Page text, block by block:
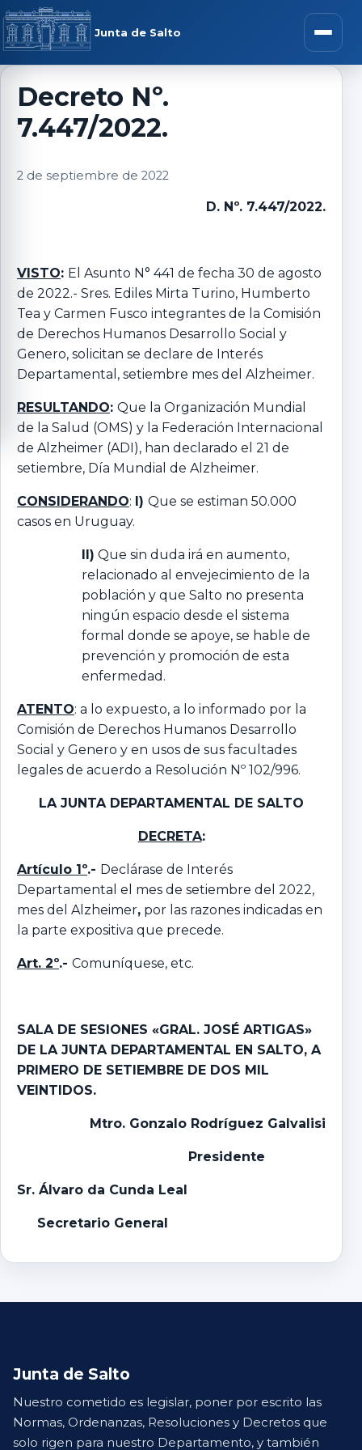
Saltar al contenido
Junta de Salto Abrir
menú
Decreto Nº.
7.447/2022.
2 de septiembre de 2022
D. Nº. 7.447/2022.
VISTO: El Asunto N° 441 de fecha 30 de agosto
de 2022.- Sres. Ediles Mirta Turino, Humberto
Tea y Carmen Fusco integrantes de la Comisión
de Derechos Humanos Desarrollo Social y
Genero, solicitan se declare de Interés
Departamental, setiembre mes del Alzheimer.
RESULTANDO: Que la Organización Mundial
de la Salud (OMS) y la Federación Internacional
de Alzheimer (ADI), han declarado el 21 de
setiembre, Día Mundial de Alzheimer.
CONSIDERANDO: I) Que se estiman 50.000
casos en Uruguay.
II) Que sin duda irá en aumento,
relacionado al envejecimiento de la
población y que Salto no presenta
ningún espacio desde el sistema
formal donde se apoye, se hable de
prevención y promoción de esta
enfermedad.
ATENTO: a lo expuesto, a lo informado por la
Comisión de Derechos Humanos Desarrollo
Social y Genero y en usos de sus facultades
legales de acuerdo a Resolución Nº 102/996.
LA JUNTA DEPARTAMENTAL DE SALTO
DECRETA:
Artículo 1º.- Declárase de Interés
Departamental el mes de setiembre del 2022,
mes del Alzheimer, por las razones indicadas en
la parte expositiva que precede.
Art. 2º.- Comuníquese, etc.
SALA DE SESIONES «GRAL. JOSÉ ARTIGAS»
DE LA JUNTA DEPARTAMENTAL EN SALTO, A
PRIMERO DE SETIEMBRE DE DOS MIL
VEINTIDOS.
Mtro. Gonzalo Rodríguez Galvalisi
Presidente
Sr. Álvaro da Cunda Leal
Secretario General
Junta de Salto
Nuestro cometido es legislar, poner por escrito las
Normas, Ordenanzas, Resoluciones y Decretos que
solo rigen para nuestro Departamento, y también